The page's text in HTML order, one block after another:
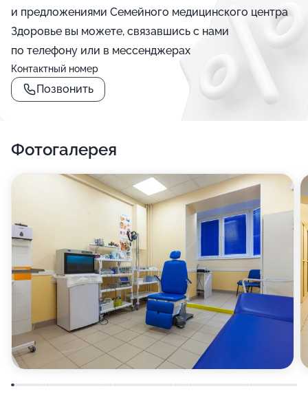
и предложениями Семейного медицинского центра
Здоровье вы можете, связавшись с нами
по телефону или в мессенджерах
Контактный номер
Позвонить
Фотогалерея